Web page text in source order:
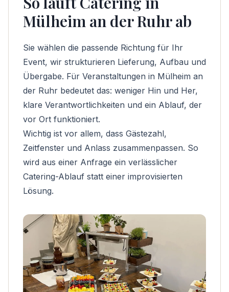
Mülheim an der Ruhr ab
Sie wählen die passende Richtung für Ihr
Event, wir strukturieren Lieferung, Aufbau und
Übergabe. Für Veranstaltungen in Mülheim an
der Ruhr bedeutet das: weniger Hin und Her,
klare Verantwortlichkeiten und ein Ablauf, der
vor Ort funktioniert.
Wichtig ist vor allem, dass Gästezahl,
Zeitfenster und Anlass zusammenpassen. So
wird aus einer Anfrage ein verlässlicher
Catering-Ablauf statt einer improvisierten
Lösung.